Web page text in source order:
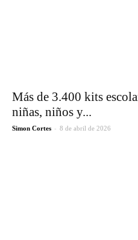
Más de 3.400 kits
niñas, niños y...
Simon Cortes - 8 de abril de 2026